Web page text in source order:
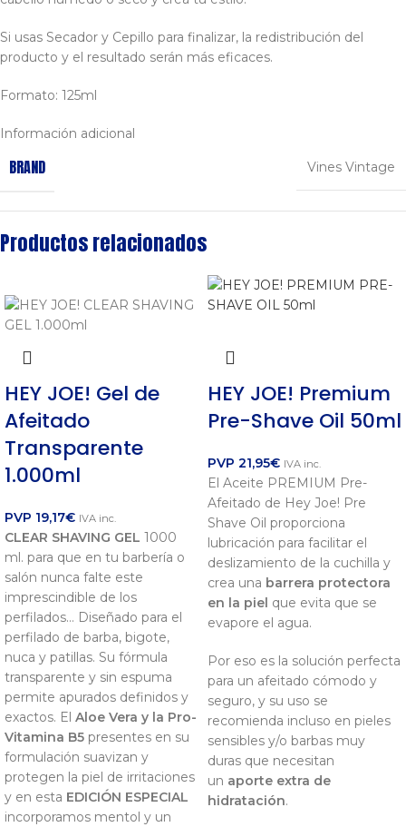
Si usas Secador y Cepillo para finalizar, la redistribución del
producto y el resultado serán más eficaces.
Formato: 125ml
Información adicional
BRAND Vines Vintage
Productos relacionados
HEY JOE! Gel de
Afeitado
Transparente
1.000ml
PVP 19,17€ IVA inc.
CLEAR SHAVING GEL 1000
ml. para que en tu barbería o
salón nunca falte este
imprescindible de los
perfilados… Diseñado para el
perfilado de barba, bigote,
nuca y patillas. Su fórmula
transparente y sin espuma
permite apurados definidos y
exactos. El Aloe Vera y la Pro-
Vitamina B5 presentes en su
formulación suavizan y
protegen la piel de irritaciones
y en esta EDICIÓN ESPECIAL
incorporamos mentol y un
HEY JOE! Premium
Pre-Shave Oil 50ml
PVP 21,95€ IVA inc.
El Aceite PREMIUM Pre-
Afeitado de Hey Joe! Pre
Shave Oil proporciona
lubricación para facilitar el
deslizamiento de la cuchilla y
crea una barrera protectora
en la piel que evita que se
evapore el agua.
Por eso es la solución perfecta
para un afeitado cómodo y
seguro, y su uso se
recomienda incluso en pieles
sensibles y/o barbas muy
duras que necesitan
un aporte extra de
hidratación.